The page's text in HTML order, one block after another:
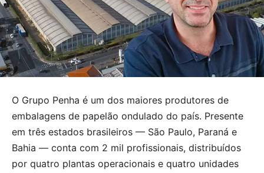
O Grupo Penha é um dos maiores produtores de
embalagens de papelão ondulado do país. Presente
em três estados brasileiros — São Paulo, Paraná e
Bahia — conta com 2 mil profissionais, distribuídos
por quatro plantas operacionais e quatro unidades